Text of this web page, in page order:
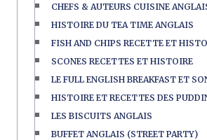
CHEFS & AUTEURS CUISINE
HISTOIRE DU TEA TIME ANGLAIS
FISH AND CHIPS RECETTE ET
SCONES RECETTES ET HISTOIRE
LE FULL ENGLISH BREAKFAST ET
HISTOIRE ET RECETTES DES
LES BISCUITS ANGLAIS
BUFFET ANGLAIS (STREET PARTY)